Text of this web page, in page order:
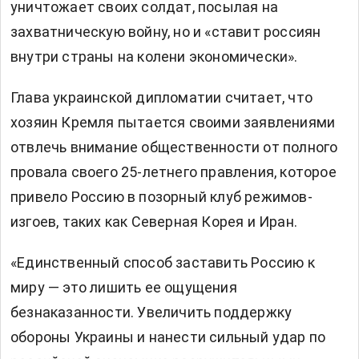
уничтожает своих солдат, посылая на
захватническую войну, но и «ставит россиян
внутри страны на колени экономически».
Глава украинской дипломатии считает, что
хозяин Кремля пытается своими заявлениями
отвлечь внимание общественности от полного
провала своего 25-летнего правления, которое
привело Россию в позорный клуб режимов-
изгоев, таких как Северная Корея и Иран.
«Единственный способ заставить Россию к
миру — это лишить ее ощущения
безнаказанности. Увеличить поддержку
обороны Украины и нанести сильный удар по